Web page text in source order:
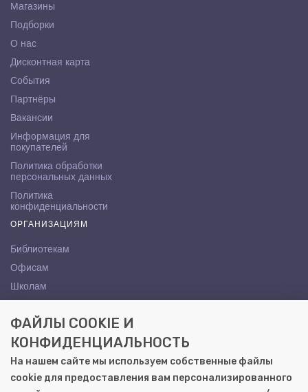
Магазины
Подборки
О нас
Дисконтная карта
События
Партнёры
Вакансии
Информация для
покупателей
Политика обработки
персональных данных
Политика
конфиденциальности
ОРГАНИЗАЦИЯМ
Библиотекам
Офисам
Школам
КОНТАКТЫ
Саратов, ул. Осипова, 10А
+7 (8452) 72-65-65
gemera@moya-kniga.ru
ФАЙЛЫ COOKIE И
КОНФИДЕНЦИАЛЬНОСТЬ
На нашем сайте мы используем собственные файлы
cookie для предоставления вам персонализированного